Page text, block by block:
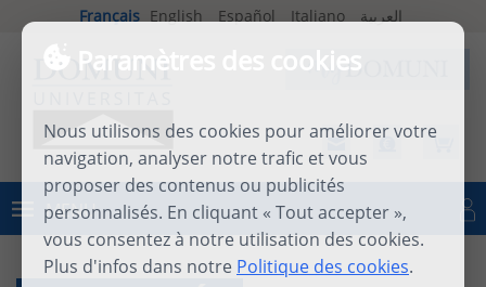
Paramètres des cookies
Nous utilisons des cookies pour améliorer votre
navigation, analyser notre trafic et vous
proposer des contenus ou publicités
personnalisés. En cliquant « Tout accepter »,
vous consentez à notre utilisation des cookies.
Plus d'infos dans notre Politique des cookies.
Français English Español Italiano العربية
MENU Se connecter